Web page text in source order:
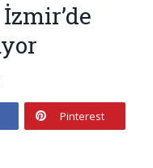
Pinterest